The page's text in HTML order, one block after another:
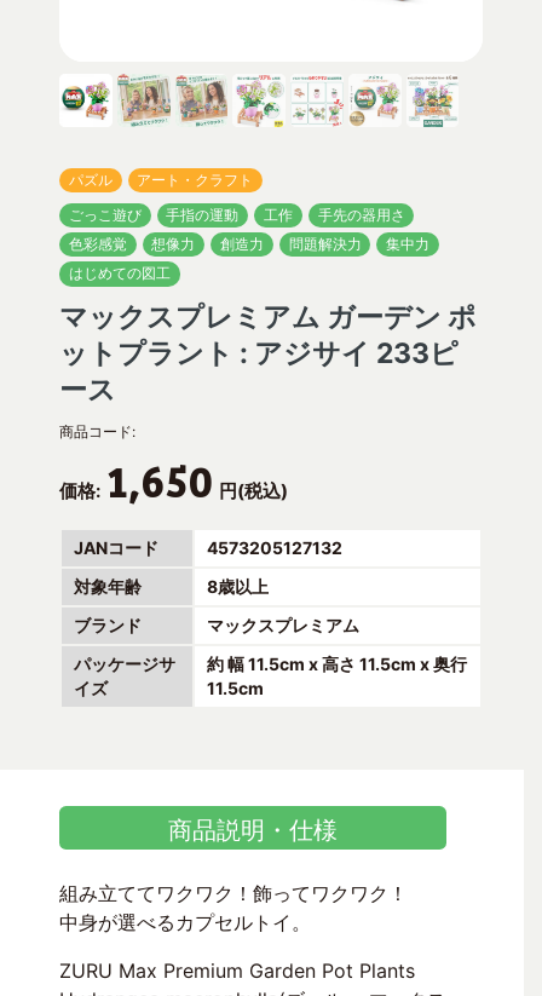
パズル
アート・クラフト
ごっこ遊び
手指の運動 工作
手先の器用さ
色彩感覚
想像力 創造力 問題解決力
集中力
はじめての図工
マックスプレミアム ガーデン ポ
ットプラント : アジサイ 233ピ
ース
商品コード:
価格: 1,650 円(税込)
JANコード
4573205127132
対象年齢
8歳以上
ブランド
マックスプレミアム
パッケージサ
イズ
約 幅 11.5cm x 高さ 11.5cm x 奥行
11.5cm
商品説明・仕様
組み立ててワクワク！飾ってワクワク！
中身が選べるカプセルトイ。
ZURU Max Premium Garden Pot Plants